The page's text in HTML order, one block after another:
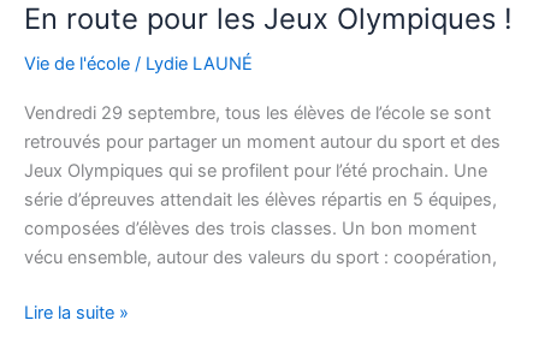
En route pour les Jeux Olympiques !
Vie de l'école / Lydie LAUNÉ
Vendredi 29 septembre, tous les élèves de l’école se sont
retrouvés pour partager un moment autour du sport et des
Jeux Olympiques qui se profilent pour l’été prochain. Une
série d’épreuves attendait les élèves répartis en 5 équipes,
composées d’élèves des trois classes. Un bon moment
vécu ensemble, autour des valeurs du sport : coopération,
Lire la suite »